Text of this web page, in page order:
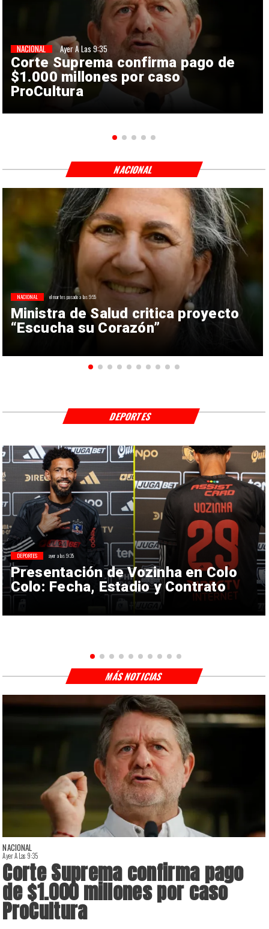
Corte Suprema confirma pago de
$1.000 millones por caso
ProCultura
NACIONAL Ayer A Las 9:35
Ministra de Salud critica proyecto
“Escucha su Corazón”
NACIONAL el martes pasado a las 9:55
NACIONAL
Presentación de Vozinha en Colo
Colo: Fecha, Estadio y Contrato
DEPORTES ayer a las 9:35
DEPORTES
NACIONAL
Ayer A Las 9:35
Corte Suprema confirma pago
de $1.000 millones por caso
ProCultura
MÁS NOTICIAS